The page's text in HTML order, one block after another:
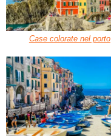
Case colorate nel porto